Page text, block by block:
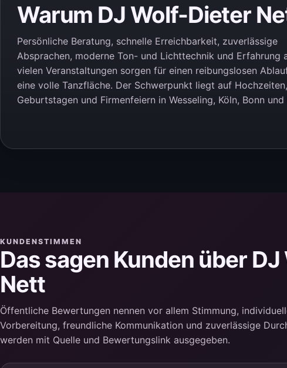
Warum DJ Wolf-Dieter
Persönliche Beratung, schnelle Erreichbarkeit, zuverlässige
Absprachen, moderne Ton- und Lichttechnik und Erfahrung
vielen Veranstaltungen sorgen für einen reibungslosen
eine volle Tanzfläche. Der Schwerpunkt liegt auf Hochzeiten,
Geburtstagen und Firmenfeiern in Wesseling, Köln, Bonn und
KUNDENSTIMMEN
Das sagen Kunden über
Nett
Öffentliche Bewertungen nennen vor allem Stimmung,
Vorbereitung, freundliche Kommunikation und zuverlässige
werden mit Quelle und Bewertungslink ausgegeben.